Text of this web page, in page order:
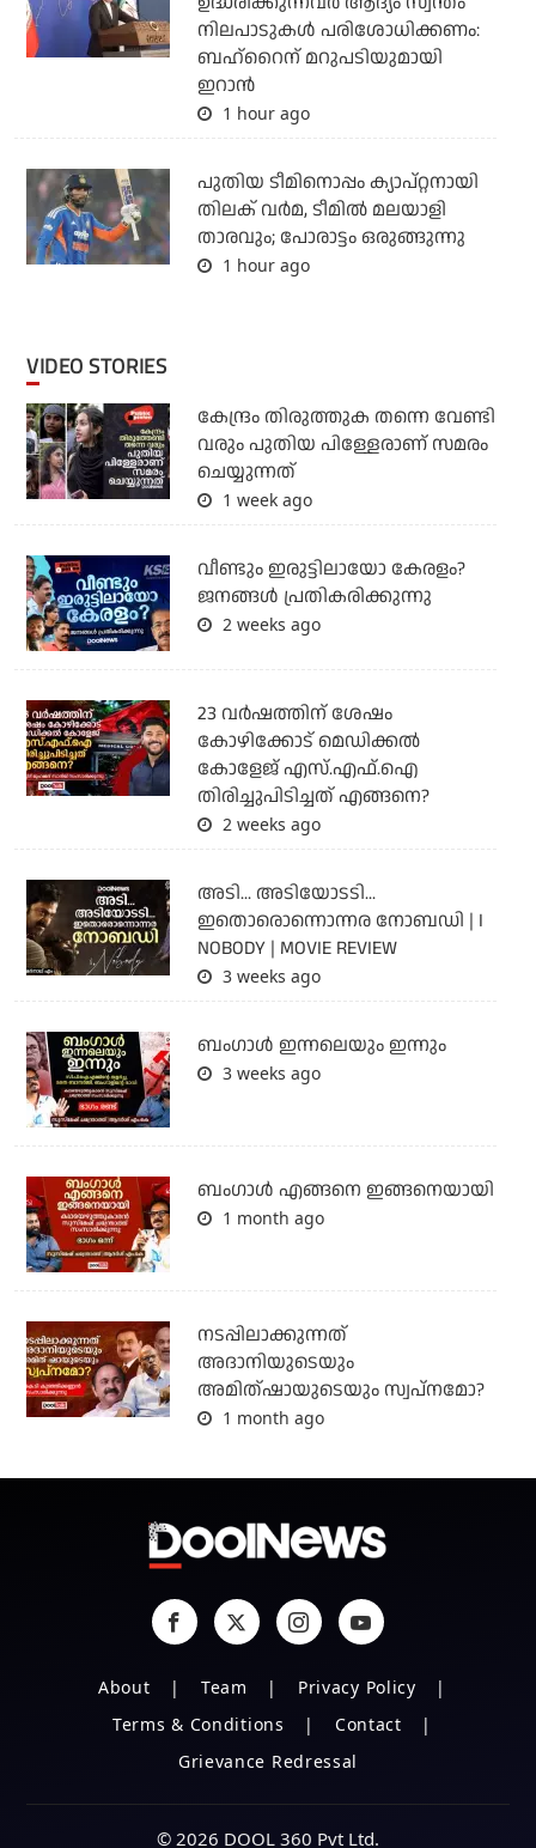
നിലപാടുകള്‍ പരിശോധിക്കണം:
ബഹ്‌റൈന് മറുപടിയുമായി
ഇറാന്‍
1 hour ago
പുതിയ ടീമിനൊപ്പം ക്യാപ്റ്റനായി
തിലക് വര്‍മ, ടീമില്‍ മലയാളി
താരവും; പോരാട്ടം ഒരുങ്ങുന്നു
1 hour ago
VIDEO STORIES
കേന്ദ്രം തിരുത്തുക തന്നെ വേണ്ടി
വരും പുതിയ പിള്ളേരാണ് സമരം
ചെയ്യുന്നത്
1 week ago
വീണ്ടും ഇരുട്ടിലായോ കേരളം?
ജനങ്ങൾ പ്രതികരിക്കുന്നു
2 weeks ago
23 വർഷത്തിന് ശേഷം
കോഴിക്കോട് മെഡിക്കൽ
കോളേജ് എസ്.എഫ്.ഐ
തിരിച്ചുപിടിച്ചത് എങ്ങനെ?
2 weeks ago
അടി... അടിയോടടി...
ഇതൊരൊന്നൊന്നര നോബഡി | I
NOBODY | MOVIE REVIEW
3 weeks ago
ബംഗാള്‍ ഇന്നലെയും ഇന്നും
3 weeks ago
ബം​ഗാൾ എങ്ങനെ ഇങ്ങനെയായി
1 month ago
നടപ്പിലാക്കുന്നത്
അദാനിയുടെയും
അമിത്ഷായുടെയും സ്വപ്നമോ?
1 month ago
About Team
Privacy Policy
Terms & Conditions
Contact
Grievance Redressal
© 2026 DOOL 360 Pvt Ltd.